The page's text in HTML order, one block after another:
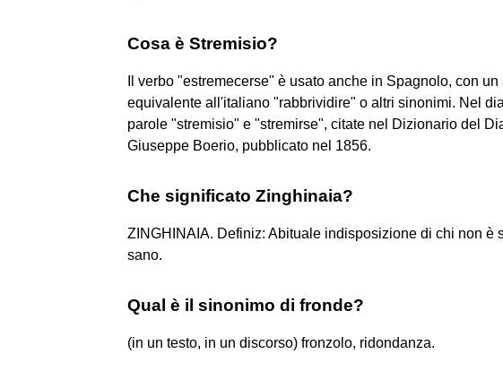
Cosa è Stremisio?
Il verbo "estremecerse" è usato anche in Spagnolo, con
equivalente all'italiano "rabbrividire" o altri sinonimi. Nel
parole "stremisio" e "stremirse", citate nel Dizionario del
Giuseppe Boerio, pubblicato nel 1856.
Che significato Zinghinaia?
ZINGHINAIA. Definiz: Abituale indisposizione di chi non è
sano.
Qual è il sinonimo di fronde?
(in un testo, in un discorso) fronzolo, ridondanza.